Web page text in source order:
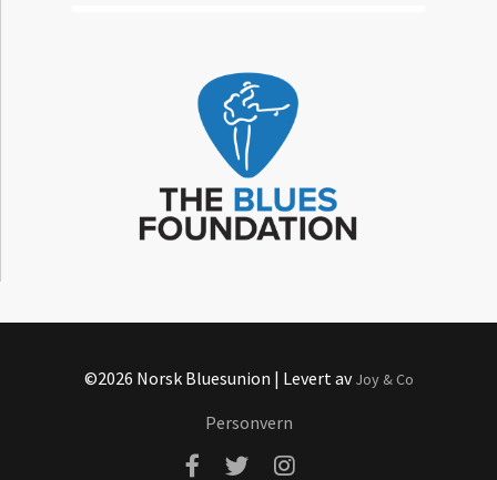
©2026 Norsk Bluesunion | Levert avJoy & Co
Personvern